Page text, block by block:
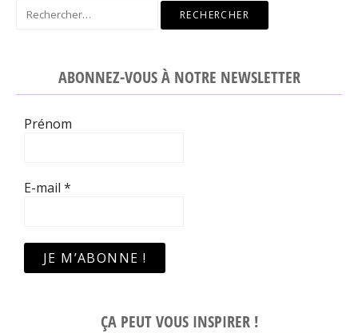
Rechercher :
ABONNEZ-VOUS À NOTRE NEWSLETTER
Prénom
E-mail *
ÇA PEUT VOUS INSPIRER !